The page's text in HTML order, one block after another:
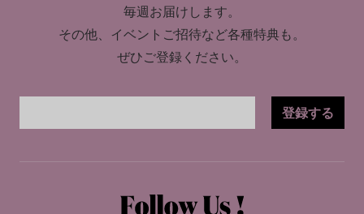
毎週お届けします。
その他、イベントご招待など各種特典も。
ぜひご登録ください。
登録する